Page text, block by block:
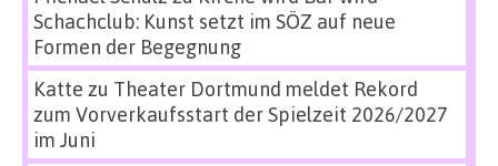
Schachclub: Kunst setzt im SÖZ auf neue
Formen der Begegnung
Katte zu Theater Dortmund meldet Rekord
zum Vorverkaufsstart der Spielzeit 2026/2027
im Juni